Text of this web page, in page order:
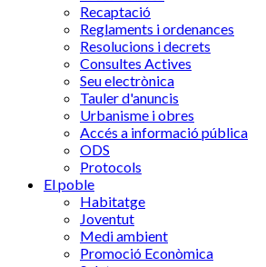
Recaptació
Reglaments i ordenances
Resolucions i decrets
Consultes Actives
Seu electrònica
Tauler d'anuncis
Urbanisme i obres
Accés a informació pública
ODS
Protocols
El poble
Habitatge
Joventut
Medi ambient
Promoció Econòmica